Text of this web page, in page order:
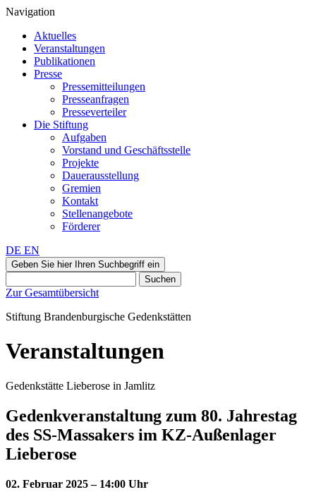
Navigation
Aktuelles
Veranstaltungen
Publikationen
Presse
Pressemitteilungen
Presseanfragen
Presseverteiler
Die Stiftung
Aufgaben
Vorstand und Geschäftsstelle
Projekte
Dauerausstellung
Gremien
Kontakt
Stellenangebote
Förderer
DE EN
Geben Sie hier Ihren Suchbegriff ein
Suchen
Zur Gesamtübersicht
Stiftung Brandenburgische Gedenkstätten
Veranstaltungen
Gedenkstätte Lieberose in Jamlitz
Gedenkveranstaltung zum 80. Jahrestag
des SS-Massakers im KZ-Außenlager
Lieberose
02. Februar 2025 – 14:00 Uhr